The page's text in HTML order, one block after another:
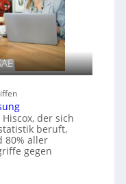
der sich
beruft,
80% aller
gegen